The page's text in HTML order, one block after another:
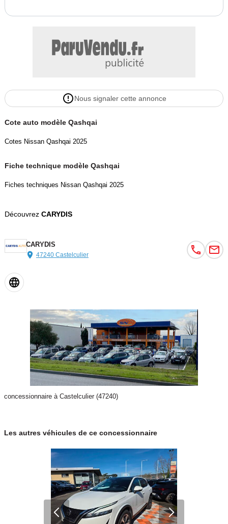
Nous signaler cette annonce
Cote auto modèle Qashqai
Cotes Nissan Qashqai 2025
Fiche technique modèle Qashqai
Fiches techniques Nissan Qashqai 2025
Découvrez CARYDIS
CARYDIS
47240 Castelculier
concessionnaire à Castelculier (47240)
Les autres véhicules de ce concessionnaire